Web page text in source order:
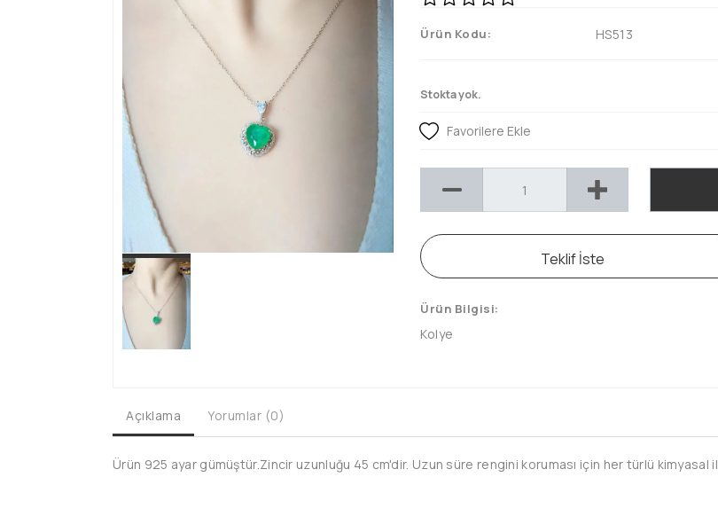
Ürün Kodu: HS513
Stokta yok.
Favorilere Ekle
Teklif İste
Ürün Bilgisi:
Kolye
Açıklama Yorumlar (0)
Ürün 925 ayar gümüştür.Zincir uzunluğu 45 cm'dir. Uzun süre rengini koruması için her türlü kimyasal ile